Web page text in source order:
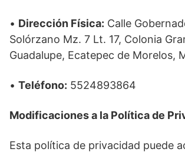
• Dirección Física: Calle
Solórzano Mz. 7 Lt. 17, Colonia
Guadalupe, Ecatepec de Morelos,
• Teléfono: 5524893864
Modificaciones a la Política de
Esta política de privacidad puede